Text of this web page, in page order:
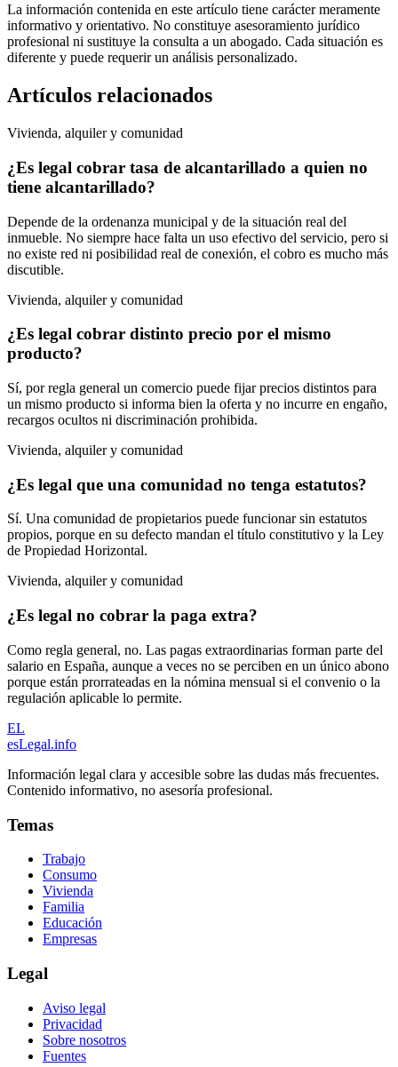
La información contenida en este artículo tiene carácter meramente
informativo y orientativo. No constituye asesoramiento jurídico
profesional ni sustituye la consulta a un abogado. Cada situación es
diferente y puede requerir un análisis personalizado.
Artículos relacionados
Vivienda, alquiler y comunidad
¿Es legal cobrar tasa de alcantarillado a quien no
tiene alcantarillado?
Depende de la ordenanza municipal y de la situación real del
inmueble. No siempre hace falta un uso efectivo del servicio, pero si
no existe red ni posibilidad real de conexión, el cobro es mucho más
discutible.
Vivienda, alquiler y comunidad
¿Es legal cobrar distinto precio por el mismo
producto?
Sí, por regla general un comercio puede fijar precios distintos para
un mismo producto si informa bien la oferta y no incurre en engaño,
recargos ocultos ni discriminación prohibida.
Vivienda, alquiler y comunidad
¿Es legal que una comunidad no tenga estatutos?
Sí. Una comunidad de propietarios puede funcionar sin estatutos
propios, porque en su defecto mandan el título constitutivo y la Ley
de Propiedad Horizontal.
Vivienda, alquiler y comunidad
¿Es legal no cobrar la paga extra?
Como regla general, no. Las pagas extraordinarias forman parte del
salario en España, aunque a veces no se perciben en un único abono
porque están prorrateadas en la nómina mensual si el convenio o la
regulación aplicable lo permite.
EL
esLegal.info
Información legal clara y accesible sobre las dudas más frecuentes.
Contenido informativo, no asesoría profesional.
Temas
Trabajo
Consumo
Vivienda
Familia
Educación
Empresas
Legal
Aviso legal
Privacidad
Sobre nosotros
Fuentes